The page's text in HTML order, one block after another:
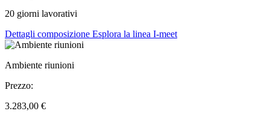
20 giorni lavorativi
Dettagli composizione Esplora la linea I-meet
Ambiente riunioni
Prezzo:
3.283,00 €